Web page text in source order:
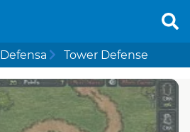
Defensa Tower Defense